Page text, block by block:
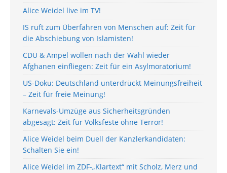
Alice Weidel live im TV!
IS ruft zum Überfahren von Menschen auf: Zeit für
die Abschiebung von Islamisten!
CDU & Ampel wollen nach der Wahl wieder
Afghanen einfliegen: Zeit für ein Asylmoratorium!
US-Doku: Deutschland unterdrückt Meinungsfreiheit
– Zeit für freie Meinung!
Karnevals-Umzüge aus Sicherheitsgründen
abgesagt: Zeit für Volksfeste ohne Terror!
Alice Weidel beim Duell der Kanzlerkandidaten:
Schalten Sie ein!
Alice Weidel im ZDF-„Klartext“ mit Scholz, Merz und